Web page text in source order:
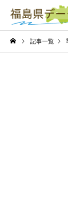
記事一覧